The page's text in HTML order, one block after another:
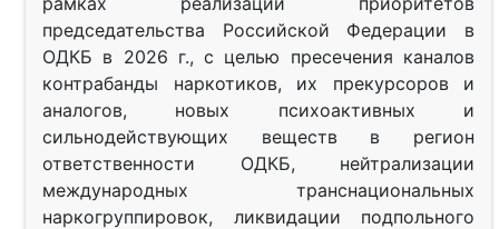
председательства Российской Федерации в
ОДКБ в 2026 г., с целью пресечения каналов
контрабанды наркотиков, их прекурсоров и
аналогов, новых психоактивных и
сильнодействующих веществ в регион
ответственности ОДКБ, нейтрализации
международных транснациональных
наркогруппировок, ликвидации подпольного